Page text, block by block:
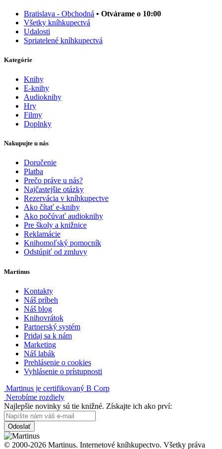
Bratislava - Obchodná • Otvárame o 10:00
Všetky kníhkupectvá
Udalosti
Spriatelené kníhkupectvá
Kategórie
Knihy
E-knihy
Audioknihy
Hry
Filmy
Doplnky
Nakupujte u nás
Doručenie
Platba
Prečo práve u nás?
Najčastejšie otázky
Rezervácia v kníhkupectve
Ako čítať e-knihy
Ako počúvať audioknihy
Pre školy a knižnice
Reklamácie
Knihomoľský pomocník
Odstúpiť od zmluvy
Martinus
Kontakty
Náš príbeh
Náš blog
Knihovrátok
Partnerský systém
Pridaj sa k nám
Marketing
Náš labák
Prehlásenie o cookies
Vyhlásenie o prístupnosti
Martinus je certifikovaný B Corp
Nerobíme rozdiely
Najlepšie novinky sú tie knižné. Získajte ich ako prví:
Odoslať
© 2000-2026 Martinus. Internetové kníhkupectvo. Všetky práva